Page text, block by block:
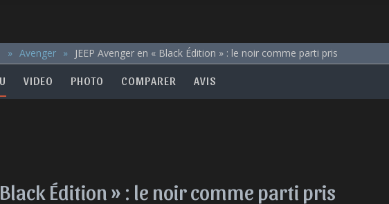
Avenger JEEP Avenger en « Black Édition » : le noir comme parti pris
VIDEO PHOTO COMPARER AVIS
Black Édition » : le noir comme parti pris